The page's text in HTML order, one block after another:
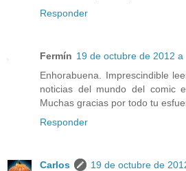
Responder
Fermín 19 de octubre de 2012 a
Enhorabuena. Imprescindible
noticias del mundo del comic
Muchas gracias por todo tu
Responder
Carlos
19 de octubre de